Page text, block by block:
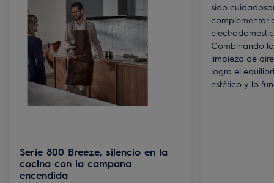
Serie 800 Breeze, silencio en la
cocina con la campana
encendida
sido
complementar
Combinando
limpieza de
logra el
estético y lo